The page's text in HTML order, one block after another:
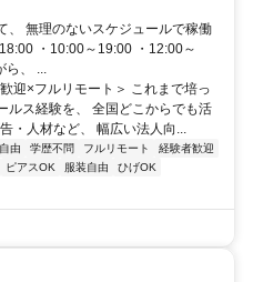
、 無理のないスケジュールで稼働
・10:00～19:00 ・12:00～
ら、 ...
迎×フルリモート＞ これまで培っ
ルス経験を、 全国どこからでも活
・人材など、 幅広い法人向...
由 学歴不問 フルリモート
経験者歓迎
ピアスOK 服装自由
ひげOK